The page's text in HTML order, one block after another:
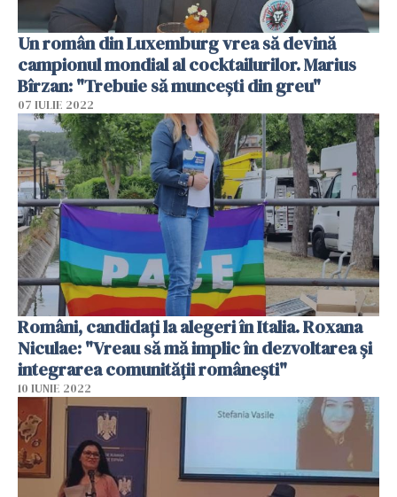
Un român din Luxemburg vrea să devină
campionul mondial al cocktailurilor. Marius
Bîrzan: "Trebuie să muncești din greu"
07 IULIE 2022
Români, candidați la alegeri în Italia. Roxana
Niculae: "Vreau să mă implic în dezvoltarea și
integrarea comunității românești"
10 IUNIE 2022